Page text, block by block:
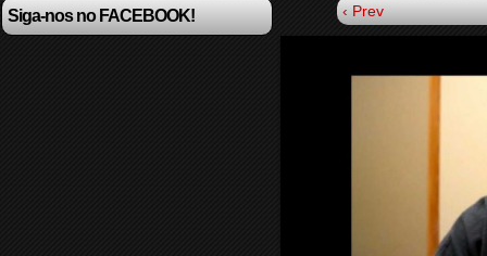
Siga-nos no FACEBOOK! ‹ Prev